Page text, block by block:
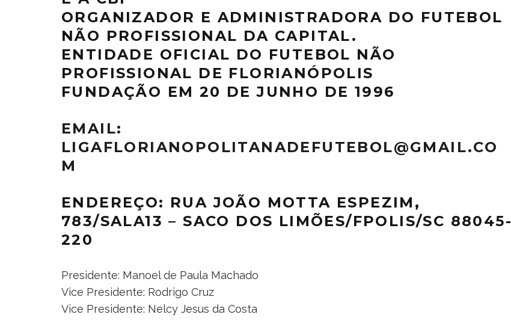
ORGANIZADOR E ADMINISTRADORA DO FUTEBOL
NÃO PROFISSIONAL DA CAPITAL.
ENTIDADE OFICIAL DO FUTEBOL NÃO
PROFISSIONAL DE FLORIANÓPOLIS
FUNDAÇÃO EM 20 DE JUNHO DE 1996
EMAIL:
LIGAFLORIANOPOLITANADEFUTEBOL@GMAIL.CO
M
ENDEREÇO: RUA JOÃO MOTTA ESPEZIM,
783/SALA13 – SACO DOS LIMÕES/FPOLIS/SC 88045-
220
Presidente: Manoel de Paula Machado
Vice Presidente: Rodrigo Cruz
Vice Presidente: Nelcy Jesus da Costa